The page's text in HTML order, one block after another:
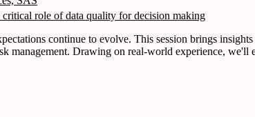
role of data quality for decision making
continue to evolve. This session brings
management. Drawing on real-world experience, we'll